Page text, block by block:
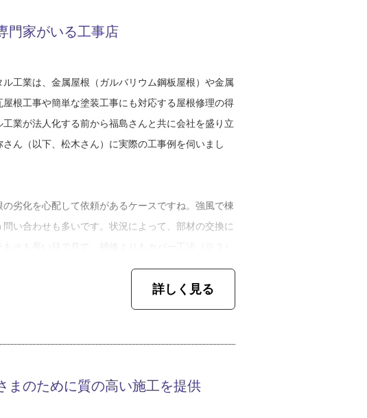
さまの喜ぶ姿を見たり感謝の声を直に聞いているう
めたそうです。
は「どこまで突き詰めても、皆が合意する答えがな
。例えば雨漏り修理なら、「雨漏りを直す」という
こに辿り着くまでの過程は十人十色。板金を１つ付
くれました。
手でやるしかないというのも板金の魅力ですね。例え
はない。僕自身も人とはかなり違うと思いますよ。自
ていけたらと思っています」
と」を意識してきたという福島さん。一番大事なの
門家がいる工事店
工業は、金属屋根（ガルバリウム鋼板屋根）や金属
根工事や簡単な塗装工事にも対応する屋根修理の得
業が法人化する前から福島さんと共に会社を盛り立
ん（以下、松木さん）に実際の工事例を伺いまし
の劣化を心配して依頼があるケースですね。強風で棟
い合わせも多いです。状況によって、部材の交換に
ないかなど、色々なパターンを説明します。最近は突
て劣化を指摘されたから心配で…という連絡もよくあ
必要かどうかは一目瞭然なので、不安な時はまず専門
屋根材が剥離してすでに塗装ができない状態だった
詳しく見る
まのために質の高い施工を提供